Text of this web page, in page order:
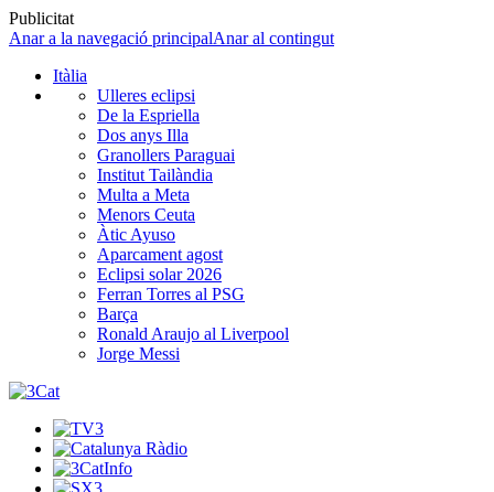
Publicitat
Anar a la navegació principalAnar al contingut
Itàlia
Ulleres eclipsi
De la Espriella
Dos anys Illa
Granollers Paraguai
Institut Tailàndia
Multa a Meta
Menors Ceuta
Àtic Ayuso
Aparcament agost
Eclipsi solar 2026
Ferran Torres al PSG
Barça
Ronald Araujo al Liverpool
Jorge Messi